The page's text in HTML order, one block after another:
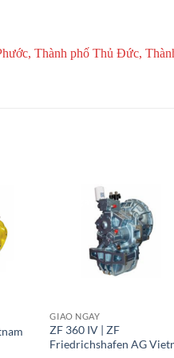
Thành phố Thủ Đức,
Giao Ngay
GIAO NGAY
ZF 360 IV | ZF
Friedrichshafen AG